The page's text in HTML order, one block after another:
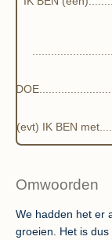
(evt) IK BEN
Omwoorden
We hadden het er
groeien. Het is